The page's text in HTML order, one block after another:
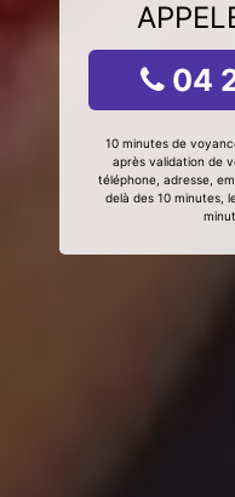
04
10 minutes de
après validation de
téléphone, adresse,
delà des 10 minutes,